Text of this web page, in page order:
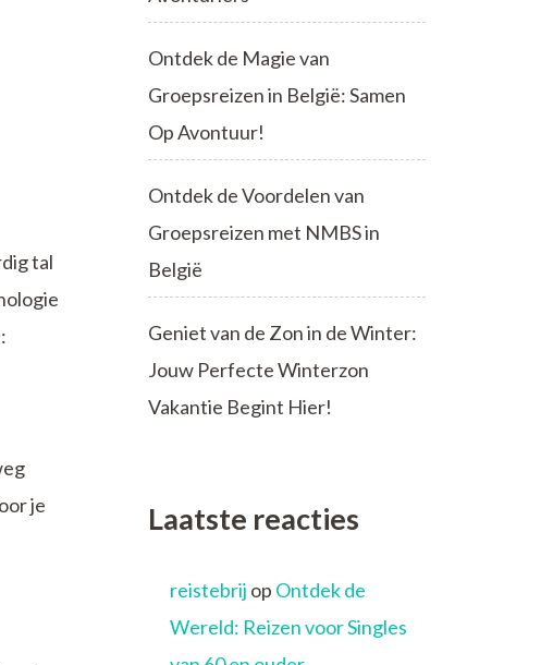
tal
je
Ontdek de Magie van
Groepsreizen in België: Samen
Op Avontuur!
Ontdek de Voordelen van
Groepsreizen met NMBS in
België
Geniet van de Zon in de Winter:
Jouw Perfecte Winterzon
Vakantie Begint Hier!
Laatste reacties
reistebrij op Ontdek de
Wereld: Reizen voor Singles